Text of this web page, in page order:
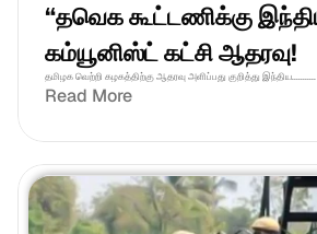
“தவெக கூட்டணிக்கு
கம்யூனிஸ்ட் கட்சி ஆதரவு!
தமிழக வெற்றி கழகத்திற்கு ஆதரவு அளிப்பது குறித்து இந்திய...........
Read More